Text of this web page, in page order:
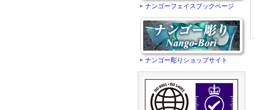
ナンゴーフェイスブックページ
ナンゴー彫りショップサイト